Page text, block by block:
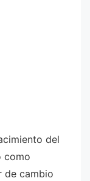
del
como
de cambio